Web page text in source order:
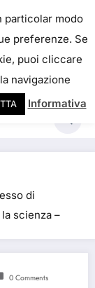
mai una
la
di
scienza –
0 Comments
particolar modo
preferenze. Se
puoi cliccare
navigazione
Informativa